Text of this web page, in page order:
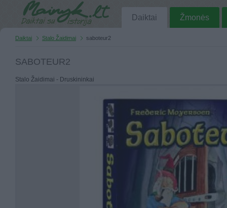
Daiktai Žmonės
Daiktai Stalo Žaidimai saboteur2
SABOTEUR2
Stalo Žaidimai - Druskininkai